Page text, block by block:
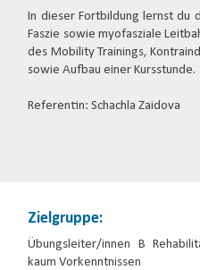
In dieser Fortbildung lernst du
Faszie sowie myofasziale
des Mobility Trainings,
sowie Aufbau einer Kursstunde.
Referentin: Schachla Zaidova
Zielgruppe:
Übungsleiter/innen B
kaum Vorkenntnissen